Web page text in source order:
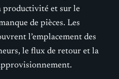
productivité et sur le
de pièces. Les
l’emplacement des
le flux de retour et la